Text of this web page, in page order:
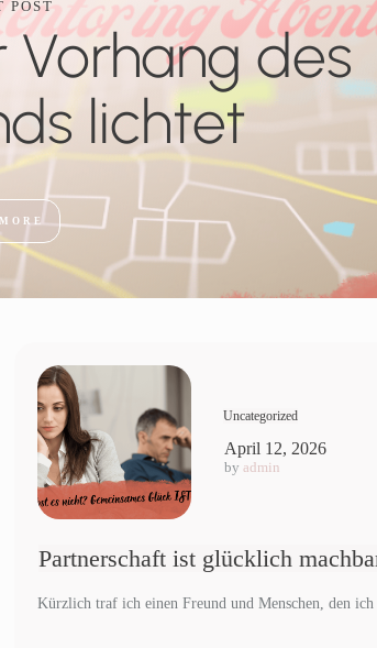
POST
Vorhang des
lichtet
Uncategorized
April 12, 2026
by admin
Partnerschaft ist glücklich
Kürzlich traf ich einen Freund und Menschen, den ich